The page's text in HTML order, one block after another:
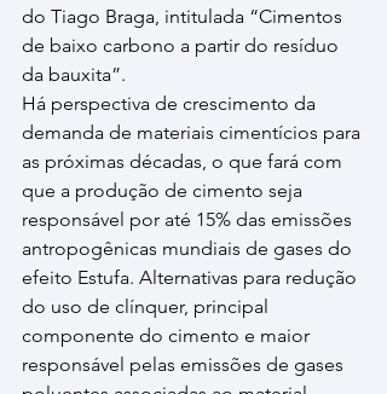
do Tiago Braga, intitulada “Cimentos
de baixo carbono a partir do resíduo
da bauxita”.
Há perspectiva de crescimento da
demanda de materiais cimentícios para
as próximas décadas, o que fará com
que a produção de cimento seja
responsável por até 15% das emissões
antropogênicas mundiais de gases do
efeito Estufa. Alternativas para redução
do uso de clínquer, principal
componente do cimento e maior
responsável pelas emissões de gases